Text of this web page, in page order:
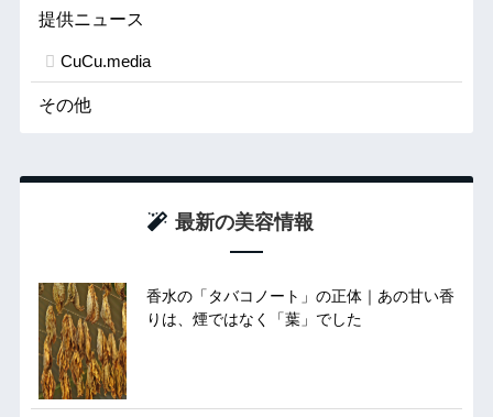
提供ニュース
CuCu.media
その他
最新の美容情報
香水の「タバコノート」の正体｜あの甘い香
りは、煙ではなく「葉」でした